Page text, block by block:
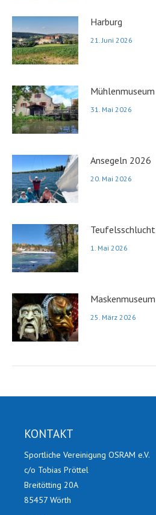
Harburg
21. Juni 2026
Mühlenmuseum
31. Mai 2026
Ansegeln 2026
20. Mai 2026
Teufelsschlucht
1. Mai 2026
Maskenmuseum
25. März 2026
KONTAKT
Sportliche Vereinigung OSRAM e.V.
c/o Tobias Pröttel
Breitötting 20A
85457 Wörth